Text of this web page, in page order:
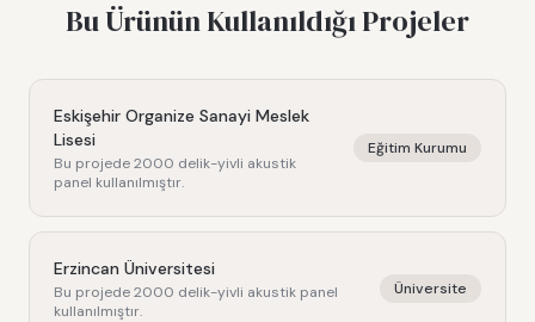
Bu Ürünün Kullanıldığı Projeler
Eskişehir Organize Sanayi Meslek
Lisesi
Bu projede2000 delik-yivli akustik
panel kullanılmıştır.
Eğitim Kurumu
Erzincan Üniversitesi
Bu projede2000 delik-yivli akustik panel
kullanılmıştır.
Üniversite